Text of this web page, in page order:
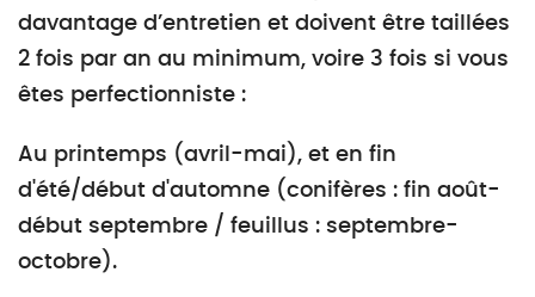
davantage d’entretien et doivent être taillées
2 fois par an au minimum, voire 3 fois si vous
êtes perfectionniste :
Au printemps (avril-mai), et en fin
d'été/début d'automne (conifères : fin août-
début septembre / feuillus : septembre-
octobre).